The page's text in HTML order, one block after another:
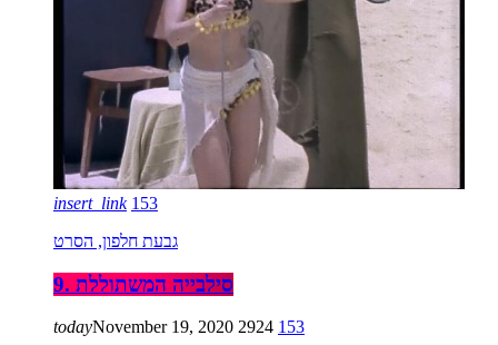
insert_link 153
גבעת חלפון, הסרט
9. סילבייה המשתוללת
todayNovember 19, 2020 2924 153